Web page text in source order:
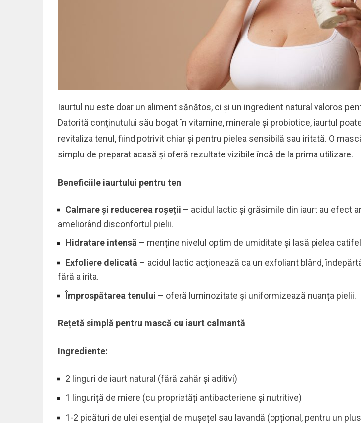
Iaurtul nu este doar un aliment sănătos, ci și un ingredient natural valoros
Datorită conținutului său bogat în vitamine, minerale și probiotice, iaurtul
revitaliza tenul, fiind potrivit chiar și pentru pielea sensibilă sau iritată. O
simplu de preparat acasă și oferă rezultate vizibile încă de la prima utilizare.
Beneficiile iaurtului pentru ten
Calmare și reducerea roșeții – acidul lactic și grăsimile din iaurt au efect
ameliorând disconfortul pielii.
Hidratare intensă – menține nivelul optim de umiditate și lasă pielea
Exfoliere delicată – acidul lactic acționează ca un exfoliant blând,
fără a irita.
Împrospătarea tenului – oferă luminozitate și uniformizează nuanța pielii.
Rețetă simplă pentru mască cu iaurt calmantă
Ingrediente:
2 linguri de iaurt natural (fără zahăr și aditivi)
1 linguriță de miere (cu proprietăți antibacteriene și nutritive)
1-2 picături de ulei esențial de mușețel sau lavandă (opțional, pentru un